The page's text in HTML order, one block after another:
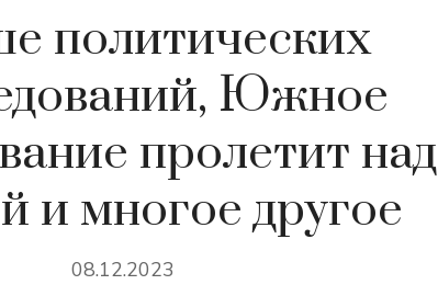
политических
Южное
пролетит над
и многое другое
08.12.2023